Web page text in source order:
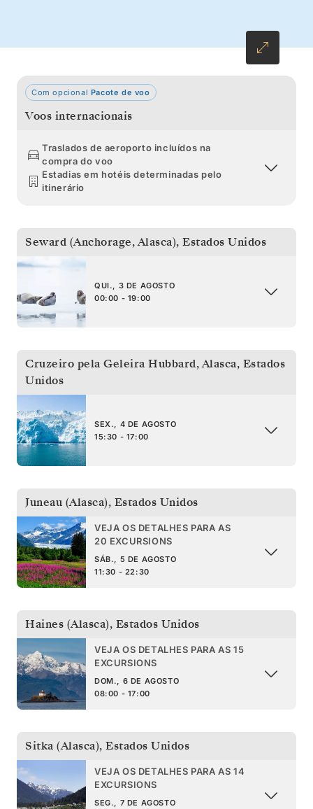
Com opcional Pacote de voo
Voos internacionais
Traslados de aeroporto incluídos na
compra do voo
Estadias em hotéis determinadas pelo
itinerário
Seward (Anchorage, Alasca), Estados Unidos
QUI., 3 DE AGOSTO
00:00 - 19:00
Cruzeiro pela Geleira Hubbard, Alasca, Estados
Unidos
SEX., 4 DE AGOSTO
15:30 - 17:00
Juneau (Alasca), Estados Unidos
VEJA OS DETALHES PARA AS
20 EXCURSIONS
SÁB., 5 DE AGOSTO
11:30 - 22:30
Haines (Alasca), Estados Unidos
VEJA OS DETALHES PARA AS 15
EXCURSIONS
DOM., 6 DE AGOSTO
08:00 - 17:00
Sitka (Alasca), Estados Unidos
VEJA OS DETALHES PARA AS 14
EXCURSIONS
SEG., 7 DE AGOSTO